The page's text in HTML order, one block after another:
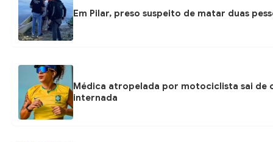
Em Pilar, preso suspeito de matar duas
Médica atropelada por motociclista sai de
internada